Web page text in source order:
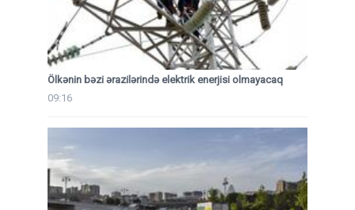
Ölkənin bəzi ərazilərində elektrik enerjisi olmayacaq
09:16